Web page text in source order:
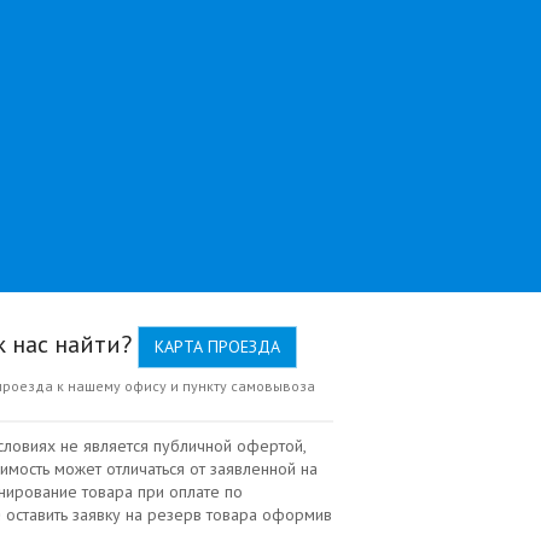
нас найти? КАРТА ПРОЕЗДА
к нашему офису и пункту самовывоза
не является публичной офертой,
может отличаться от заявленной на
товара при оплате по
заявку на резерв товара оформив